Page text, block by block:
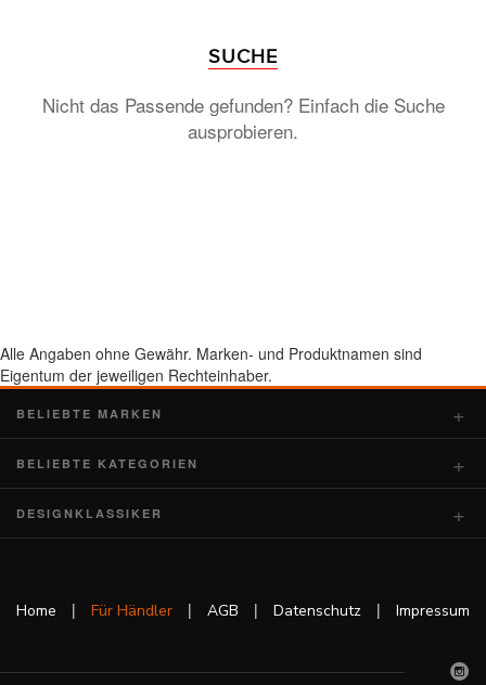
SUCHE
Nicht das Passende gefunden? Einfach die Suche
ausprobieren.
Alle Angaben ohne Gewähr. Marken- und Produktnamen sind
Eigentum der jeweiligen Rechteinhaber.
BELIEBTE MARKEN
BELIEBTE KATEGORIEN
DESIGNKLASSIKER
Home | Für Händler | AGB | Datenschutz | Impressum